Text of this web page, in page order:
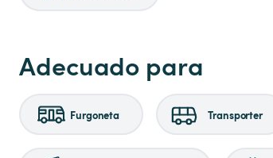
Adecuado para
Furgoneta Transporter